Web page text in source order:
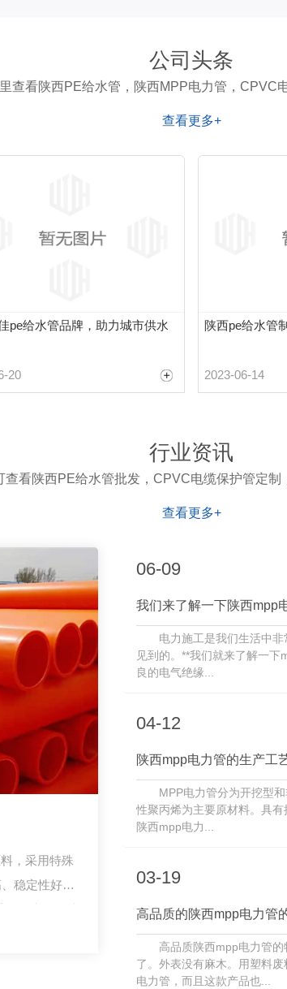
螺旋管 pe穿线管
公司头条
查看陕西PE给水管，陕西MPP电力管，CPVC
查看更多+
pe给水管品牌，助力城市供水
20
陕西pe给水管
2023-06-14
行业资讯
查看陕西PE给水管批发，CPVC电缆保护管定
查看更多+
，采用特殊
稳定性好、
06-09
我们来了解一下陕西mpp
电力施工是我们生活中
见到的。**我们就来了解一
良的电气绝缘...
04-12
陕西mpp电力管的生产工
MPP电力管分为开挖型
性聚丙烯为主要原材料。具
陕西mpp电力...
03-19
高品质的陕西mpp电力管
高品质陕西mpp电力管
了。外表没有麻木。用塑料
电力管，而且这款产品也...